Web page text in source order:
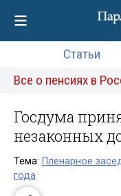
Статьи
Все о пенсиях в
Госдума
незаконных
Тема: Пленарное
года